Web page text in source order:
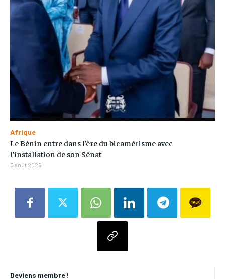
Deviens membre !
Afrique
Le Bénin entre dans l’ère du bicamérisme avec
l’installation de son Sénat
6 août 2026